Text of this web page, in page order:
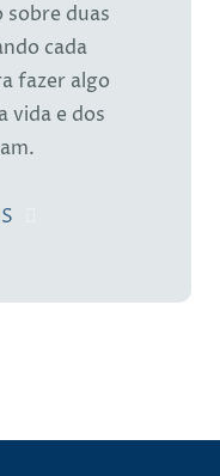
sobre duas
cada
fazer algo
vida e dos